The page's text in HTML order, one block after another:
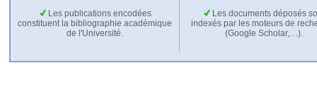
Les publications encodées
constituent la bibliographie académique
de l'Université.
Les documents déposés
indexés par les moteurs de
(Google Scholar,…).